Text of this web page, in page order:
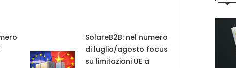
SolareB2B: nel numero
di luglio/agosto focus
su limitazioni UE a